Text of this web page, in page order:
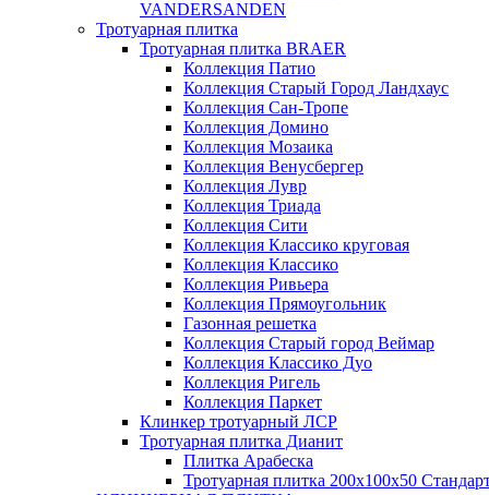
VANDERSANDEN
Тротуарная плитка
Тротуарная плитка BRAER
Коллекция Патио
Коллекция Старый Город Ландхаус
Коллекция Сан-Тропе
Коллекция Домино
Коллекция Мозаика
Коллекция Венусбергер
Коллекция Лувр
Коллекция Триада
Коллекция Сити
Коллекция Классико круговая
Коллекция Классико
Коллекция Ривьера
Коллекция Прямоугольник
Газонная решетка
Коллекция Старый город Веймар
Коллекция Классико Дуо
Коллекция Ригель
Коллекция Паркет
Клинкер тротуарный ЛСР
Тротуарная плитка Дианит
Плитка Арабеска
Тротуарная плитка 200х100х50